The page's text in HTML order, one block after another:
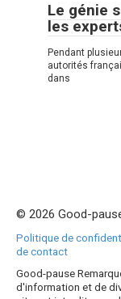
Le génie
les
Pendant
autorités
dans
© 2026 Good-
Politique de
de contact
Good-pause
d'information et de